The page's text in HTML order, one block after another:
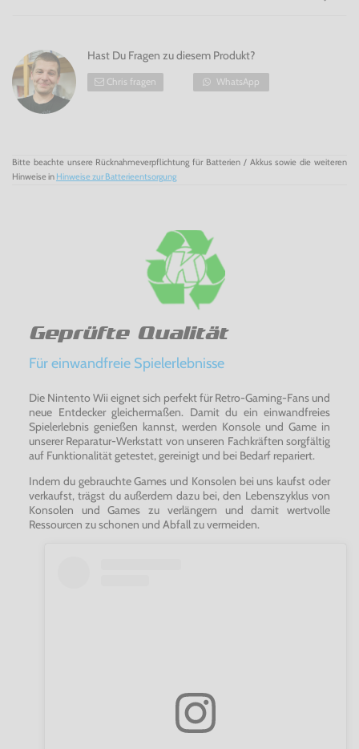
Bonus-Inhalten istLEGO Harry Potter: Die Jahre 5 -7 für
Wiivom Anfang bis zum Ende ein Actionfeuerwerk und
Riesenspaß für die ganze Familie.
Einfach magisch! LEGO Harry Potter: Die Jahre 5 -7 für Wii!
Hast Du Fragen zu diesem Produkt?
Chris fragen WhatsApp
Bitte beachte unsere Rücknahmeverpflichtung für Batterien / Akkus sowie die weiteren
Hinweise in Hinweise zur Batterieentsorgung
Geprüfte Qualität
Für einwandfreie Spielerlebnisse
Die Nintento Wii eignet sich perfekt für Retro-Gaming-Fans und
neue Entdecker gleichermaßen. Damit du ein einwandfreies
Spielerlebnis genießen kannst, werden Konsole und Game in
unserer Reparatur-Werkstatt von unseren Fachkräften sorgfältig
auf Funktionalität getestet, gereinigt und bei Bedarf repariert.
Indem du gebrauchte Games und Konsolen bei uns kaufst oder
verkaufst, trägst du außerdem dazu bei, den Lebenszyklus von
Konsolen und Games zu verlängern und damit wertvolle
Ressourcen zu schonen und Abfall zu vermeiden.